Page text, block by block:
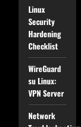
Linux
Security
Hardening
Checklist
WireGuard
su Linux:
VPN Server
Network